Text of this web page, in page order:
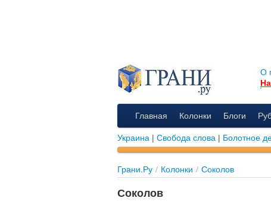
О
Главная Колонки Блоги
Украина | Свобода слова | Болотное
Грани.Ру / Колонки / Соколов
Соколов